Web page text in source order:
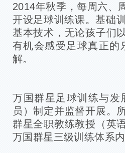
2014年秋季，每周六、
开设足球训练课。基础
基本技术，无论孩子们
有机会感受足球真正的
解。
万国群星足球训练与发
员）制定并监督开展。
群星全职教练教授（英
万国群星三级训练体系